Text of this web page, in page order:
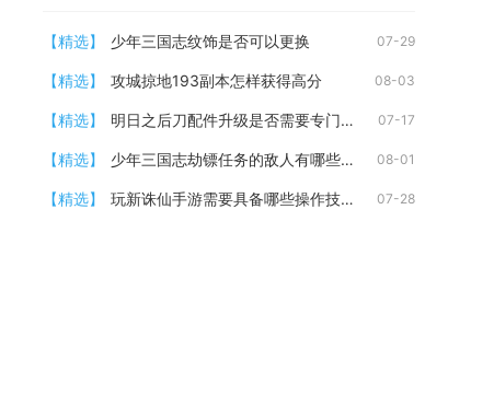
【精选】 少年三国志纹饰是否可以更换 07-29
【精选】 攻城掠地193副本怎样获得高分 08-03
【精选】 明日之后刀配件升级是否需要专门的npc 07-17
【精选】 少年三国志劫镖任务的敌人有哪些特点 08-01
【精选】 玩新诛仙手游需要具备哪些操作技巧 07-28